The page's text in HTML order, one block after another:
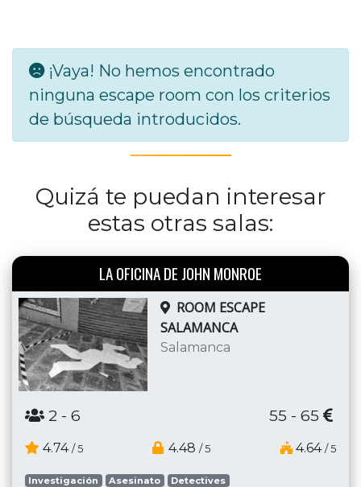
¡Vaya! No hemos encontrado
ninguna escape room con los criterios
de búsqueda introducidos.
Quizá te puedan interesar
estas otras salas:
LA OFICINA DE JOHN MONROE
ROOM ESCAPE
SALAMANCA
Salamanca
2 - 6 55 - 65
4.74 / 5 4.48 / 5 4.64 / 5
Investigación Asesinato Detectives